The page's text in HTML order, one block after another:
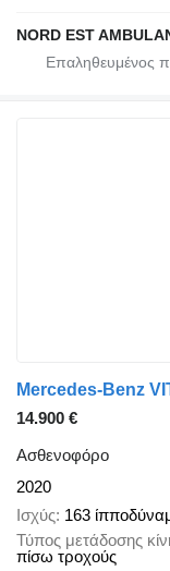
NORD EST
Mercedes-Benz
14.900 €
Ασθενοφόρο
2020
Ισχύς 163
Τύπος μετάδοσης
πίσω τροχούς